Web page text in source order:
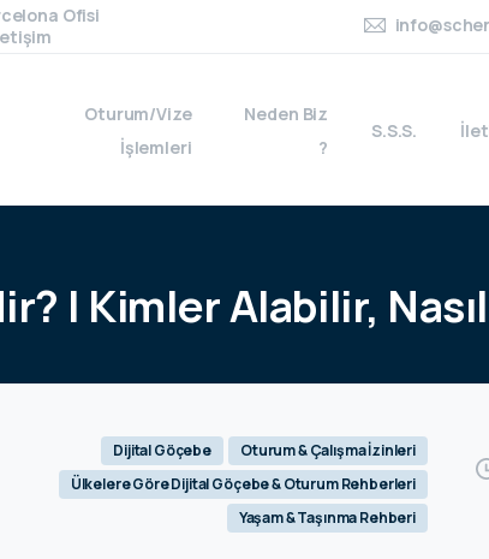
Ofisi
Oturum/Vize
İşlemleri
Neden Biz
?
S.S.S.
| KimlerAlabilir, Nasıl
Dijital Göçebe
Oturum & Çalışma İzinleri
Ülkelere Göre Dijital Göçebe & Oturum Rehberleri
Yaşam & Taşınma Rehberi